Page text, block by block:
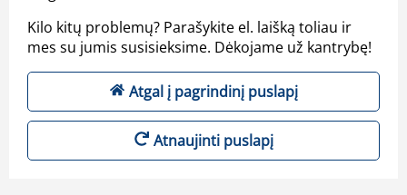
Kilo kitų problemų? Parašykite el. laišką toliau ir
mes su jumis susisieksime. Dėkojame už kantrybę!
Atgal į pagrindinį puslapį
Atnaujinti puslapį